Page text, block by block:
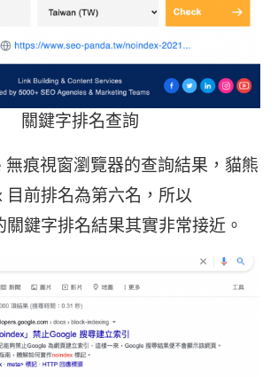
關鍵字排名查詢
痕視窗瀏覽器的查詢結果，貓熊
前排名為第六名，所以
關鍵字排名結果其實非常接近。